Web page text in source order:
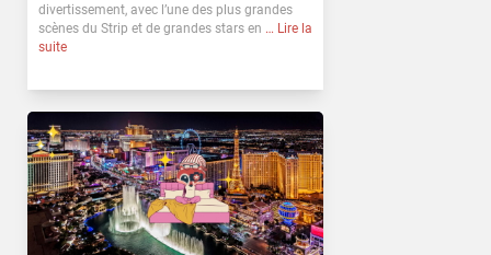
divertissement, avec l’une des plus grandes
scènes du Strip et de grandes stars en … Lire la
suite